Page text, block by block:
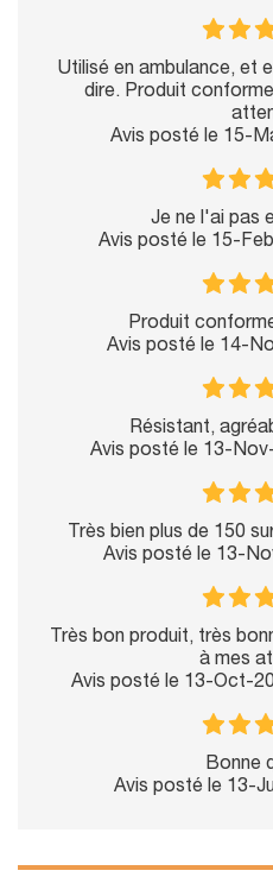
Utilisé en ambulance, et
dire. Produit
Avis posté le 15-
Je ne l'ai pas
Avis posté le 15-
Produit
Avis posté le 14-
Résistant,
Avis posté le 13-
Très bien plus de 150
Avis posté le 13-
Très bon produit, très
à mes
Avis posté le 13-Oct-
Bonne
Avis posté le 13-